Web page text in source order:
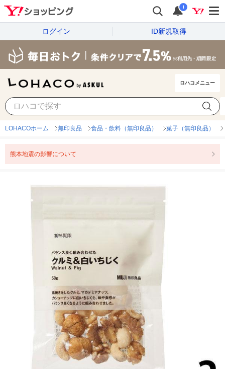
i
ログイン ID新規取得
ロハコメニュー
LOHACOホーム 無印良品 食品・飲料（無印良品） 菓子（無印良品）
熊本地震の影響について